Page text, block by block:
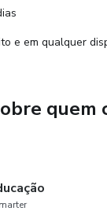
preço certo e
e em qualquer
quem